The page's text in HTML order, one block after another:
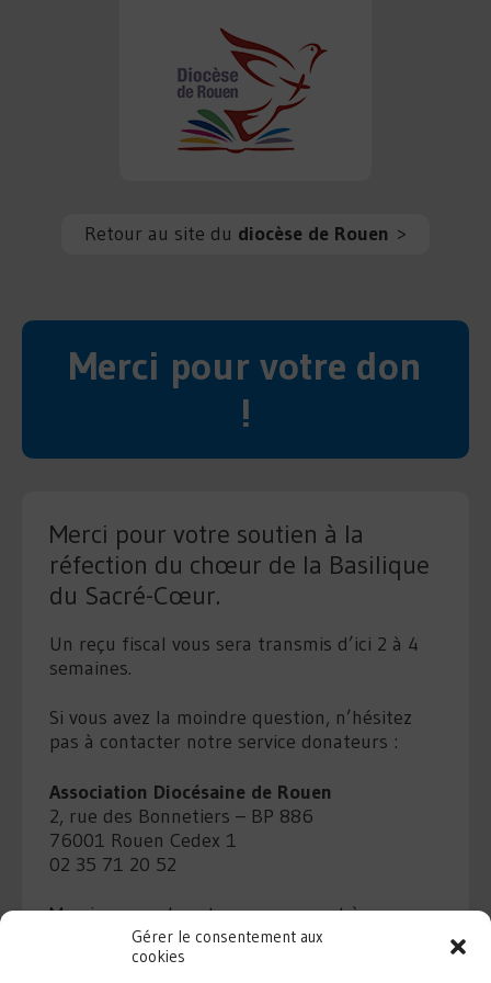
Gérer le consentement aux
cookies
Retour au site du diocèse de Rouen >
Merci pour votre don
!
Merci pour votre soutien à la
réfection du chœur de la Basilique
du Sacré-Cœur.
Un reçu fiscal vous sera transmis d’ici 2 à 4
semaines.
Si vous avez la moindre question, n’hésitez
pas à contacter notre service donateurs :
Association Diocésaine de Rouen
2, rue des Bonnetiers – BP 886
76001 Rouen Cedex 1
02 35 71 20 52
Merci encore de votre engagement à nos